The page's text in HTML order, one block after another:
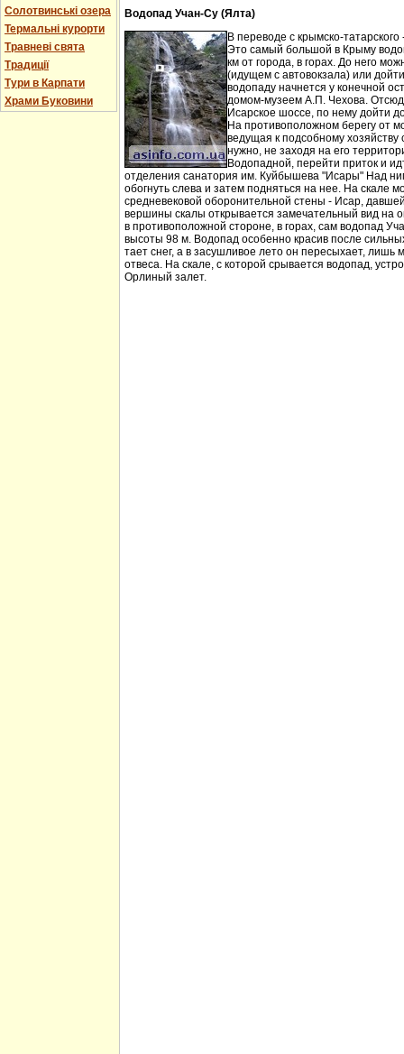
Солотвинські озера
Термальні курорти
Травневі свята
Традиції
Тури в Карпати
Храми Буковини
Водопад Учан-Су (Ялта)
В переводе с крымско-
Это самый большой в Крыму
км от города, в горах. До него
(идущем с автовокзала) или
водопаду начнется у конечной
домом-музеем А.П. Чехова.
Исарское шоссе, по нему дойти
На противоположном берегу от
ведущая к подсобному
нужно, не заходя на его
Водопадной, перейти приток и
отделения санатория им. Куйбышева "Исары" Над
обогнуть слева и затем подняться на нее. На скале
средневековой оборонительной стены - Исар,
вершины скалы открывается замечательный вид на
в противоположной стороне, в горах, сам водопад
высоты 98 м. Водопад особенно красив после
тает снег, а в засушливое лето он пересыхает, лишь
отвеса. На скале, с которой срывается водопад,
Орлиный залет.